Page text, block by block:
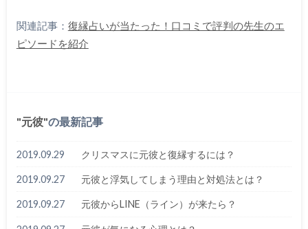
関連記事： 復縁占いが当たった！口コミで評判の先生のエ
ピソードを紹介
元彼 の最新記事
2019.09.29 クリスマスに元彼と復縁するには？
2019.09.27 元彼と浮気してしまう理由と対処法とは？
2019.09.27 元彼からLINE（ライン）が来たら？